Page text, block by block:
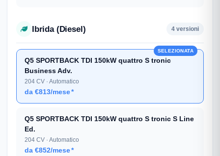
Ibrida (Diesel) 4 versioni
Q5 SPORTBACK TDI 150kW quattro S tronic
Business Adv.
204 CV · Automatico
da €813/mese*
SELEZIONATA
Q5 SPORTBACK TDI 150kW quattro S tronic S Line
Ed.
204 CV · Automatico
da €852/mese*